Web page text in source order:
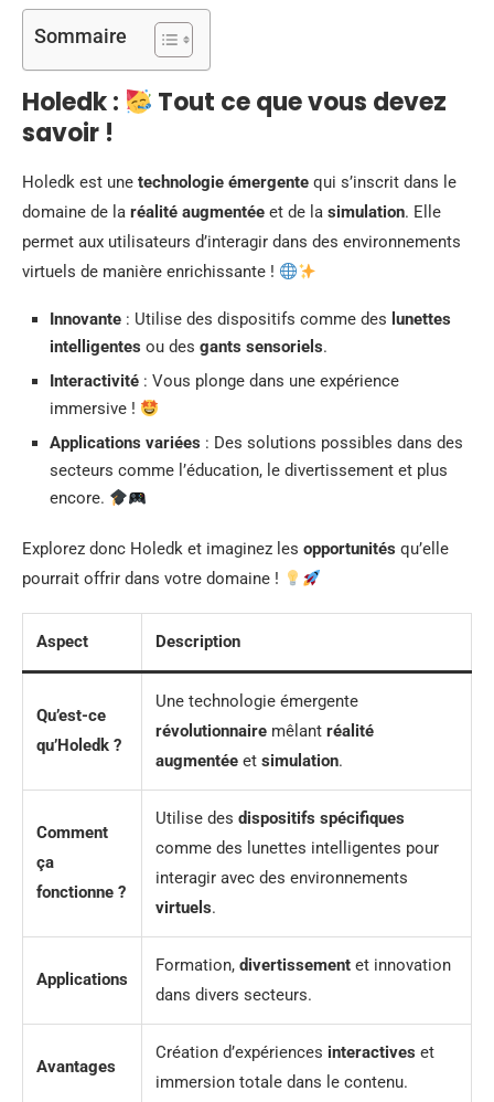
Sommaire
Holedk :
Tout ce que vous devez
savoir !
Holedk est une technologie émergente qui s’inscrit dans le
domaine de la réalité augmentée et de la simulation. Elle
permet aux utilisateurs d’interagir dans des environnements
virtuels de manière enrichissante !
Innovante : Utilise des dispositifs comme des lunettes
intelligentes ou des gants sensoriels.
Interactivité : Vous plonge dans une expérience
immersive !
Applications variées : Des solutions possibles dans des
secteurs comme l’éducation, le divertissement et plus
encore.
Explorez donc Holedk et imaginez les opportunités qu’elle
pourrait offrir dans votre domaine !
Aspect Description
Qu’est-ce
qu’Holedk ?
Une technologie émergente
révolutionnaire mêlant réalité
augmentée et simulation.
Comment
ça
fonctionne ?
Utilise des dispositifs spécifiques
comme des lunettes intelligentes pour
interagir avec des environnements
virtuels.
Applications
Formation, divertissement et innovation
dans divers secteurs.
Avantages
Création d’expériences interactives et
immersion totale dans le contenu.